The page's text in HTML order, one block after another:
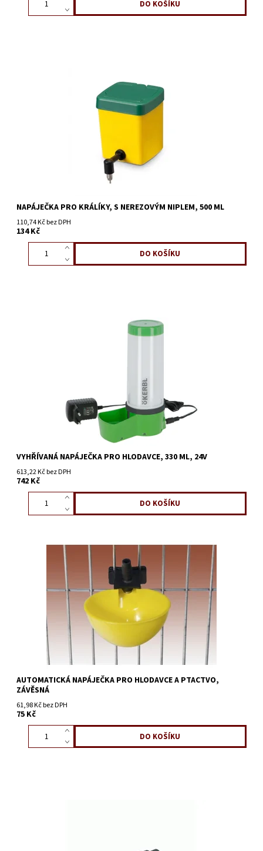
NAPÁJEČKA PRO KRÁLÍKY, S NEREZOVÝM NIPLEM, 500 ML
110,74 Kč bez DPH
134 Kč
VYHŘÍVANÁ NAPÁJEČKA PRO HLODAVCE, 330 ML, 24V
613,22 Kč bez DPH
742 Kč
AUTOMATICKÁ NAPÁJEČKA PRO HLODAVCE A PTACTVO,
ZÁVĚSNÁ
61,98 Kč bez DPH
75 Kč